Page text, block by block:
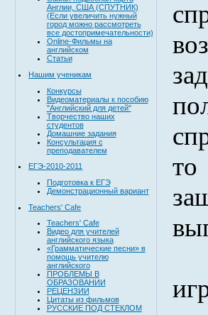
Англии, США (СПУТНИК)
(Если увеличить нужный
город можно рассмотреть
все достопримечательности)
Online-Фильмы на
английском
Статьи
Нашим ученикам
Конкурсы
Видеоматериалы к пособию
"Английский для детей"
Творчество наших
студентов
Домашние задания
Консультация с
преподавателем
ЕГЭ-2010-2011
Подготовка к ЕГЭ
Демонстрационный вариант
Teachers' Cafe
Teachers' Cafe
Видео для учителей
английского языка
«Грамматические песни» в
помощь учителю
английского
ПРОБЛЕМЫ В
ОБРАЗОВАНИИ
РЕЦЕНЗИИ
Цитаты из фильмов
РУССКИЕ ПОД СТЕКЛОМ
то